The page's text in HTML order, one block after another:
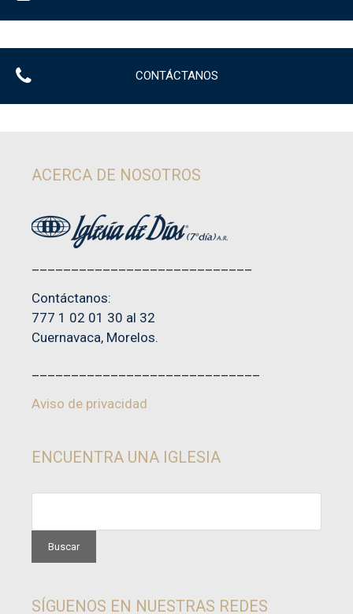
CONTÁCTANOS
ACERCA DE NOSOTROS
Contáctanos:
777 1 02 01 30 al 32
Cuernavaca, Morelos.
Aviso de privacidad
ENCUENTRA UNA IGLESIA
SÍGUENOS EN NUESTRAS REDES